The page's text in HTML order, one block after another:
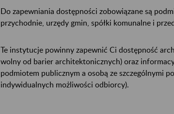
Do zapewniania dostępności zobowiązane są
przychodnie, urzędy gmin, spółki komunalne i
Te instytucje powinny zapewnić Ci dostępność
wolny od barier architektonicznych) oraz
podmiotem publicznym a osobą ze szczególnymi
indywidualnych możliwości odbiorcy).